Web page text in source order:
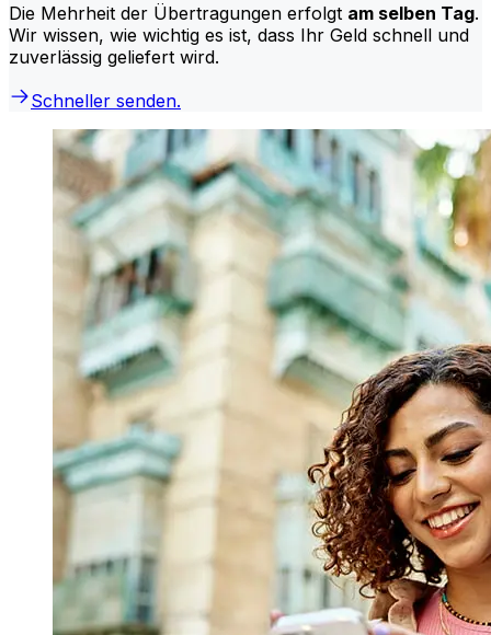
Die Mehrheit der Übertragungen erfolgt am selben Tag.
Wir wissen, wie wichtig es ist, dass Ihr Geld schnell und
zuverlässig geliefert wird.
Schneller senden.